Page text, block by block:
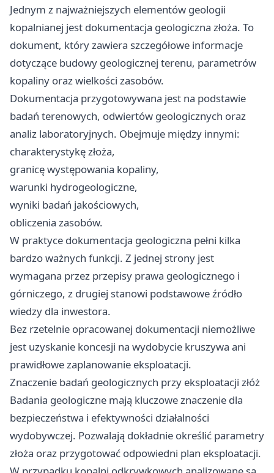
Jednym z najważniejszych elementów geologii
kopalnianej jest dokumentacja geologiczna złoża. To
dokument, który zawiera szczegółowe informacje
dotyczące budowy geologicznej terenu, parametrów
kopaliny oraz wielkości zasobów.
Dokumentacja przygotowywana jest na podstawie
badań terenowych, odwiertów geologicznych oraz
analiz laboratoryjnych. Obejmuje między innymi:
charakterystykę złoża,
granicę występowania kopaliny,
warunki hydrogeologiczne,
wyniki badań jakościowych,
obliczenia zasobów.
W praktyce dokumentacja geologiczna pełni kilka
bardzo ważnych funkcji. Z jednej strony jest
wymagana przez przepisy prawa geologicznego i
górniczego, z drugiej stanowi podstawowe źródło
wiedzy dla inwestora.
Bez rzetelnie opracowanej dokumentacji niemożliwe
jest uzyskanie koncesji na wydobycie kruszywa ani
prawidłowe zaplanowanie eksploatacji.
Znaczenie badań geologicznych przy eksploatacji złóż
Badania geologiczne mają kluczowe znaczenie dla
bezpieczeństwa i efektywności działalności
wydobywczej. Pozwalają dokładnie określić parametry
złoża oraz przygotować odpowiedni plan eksploatacji.